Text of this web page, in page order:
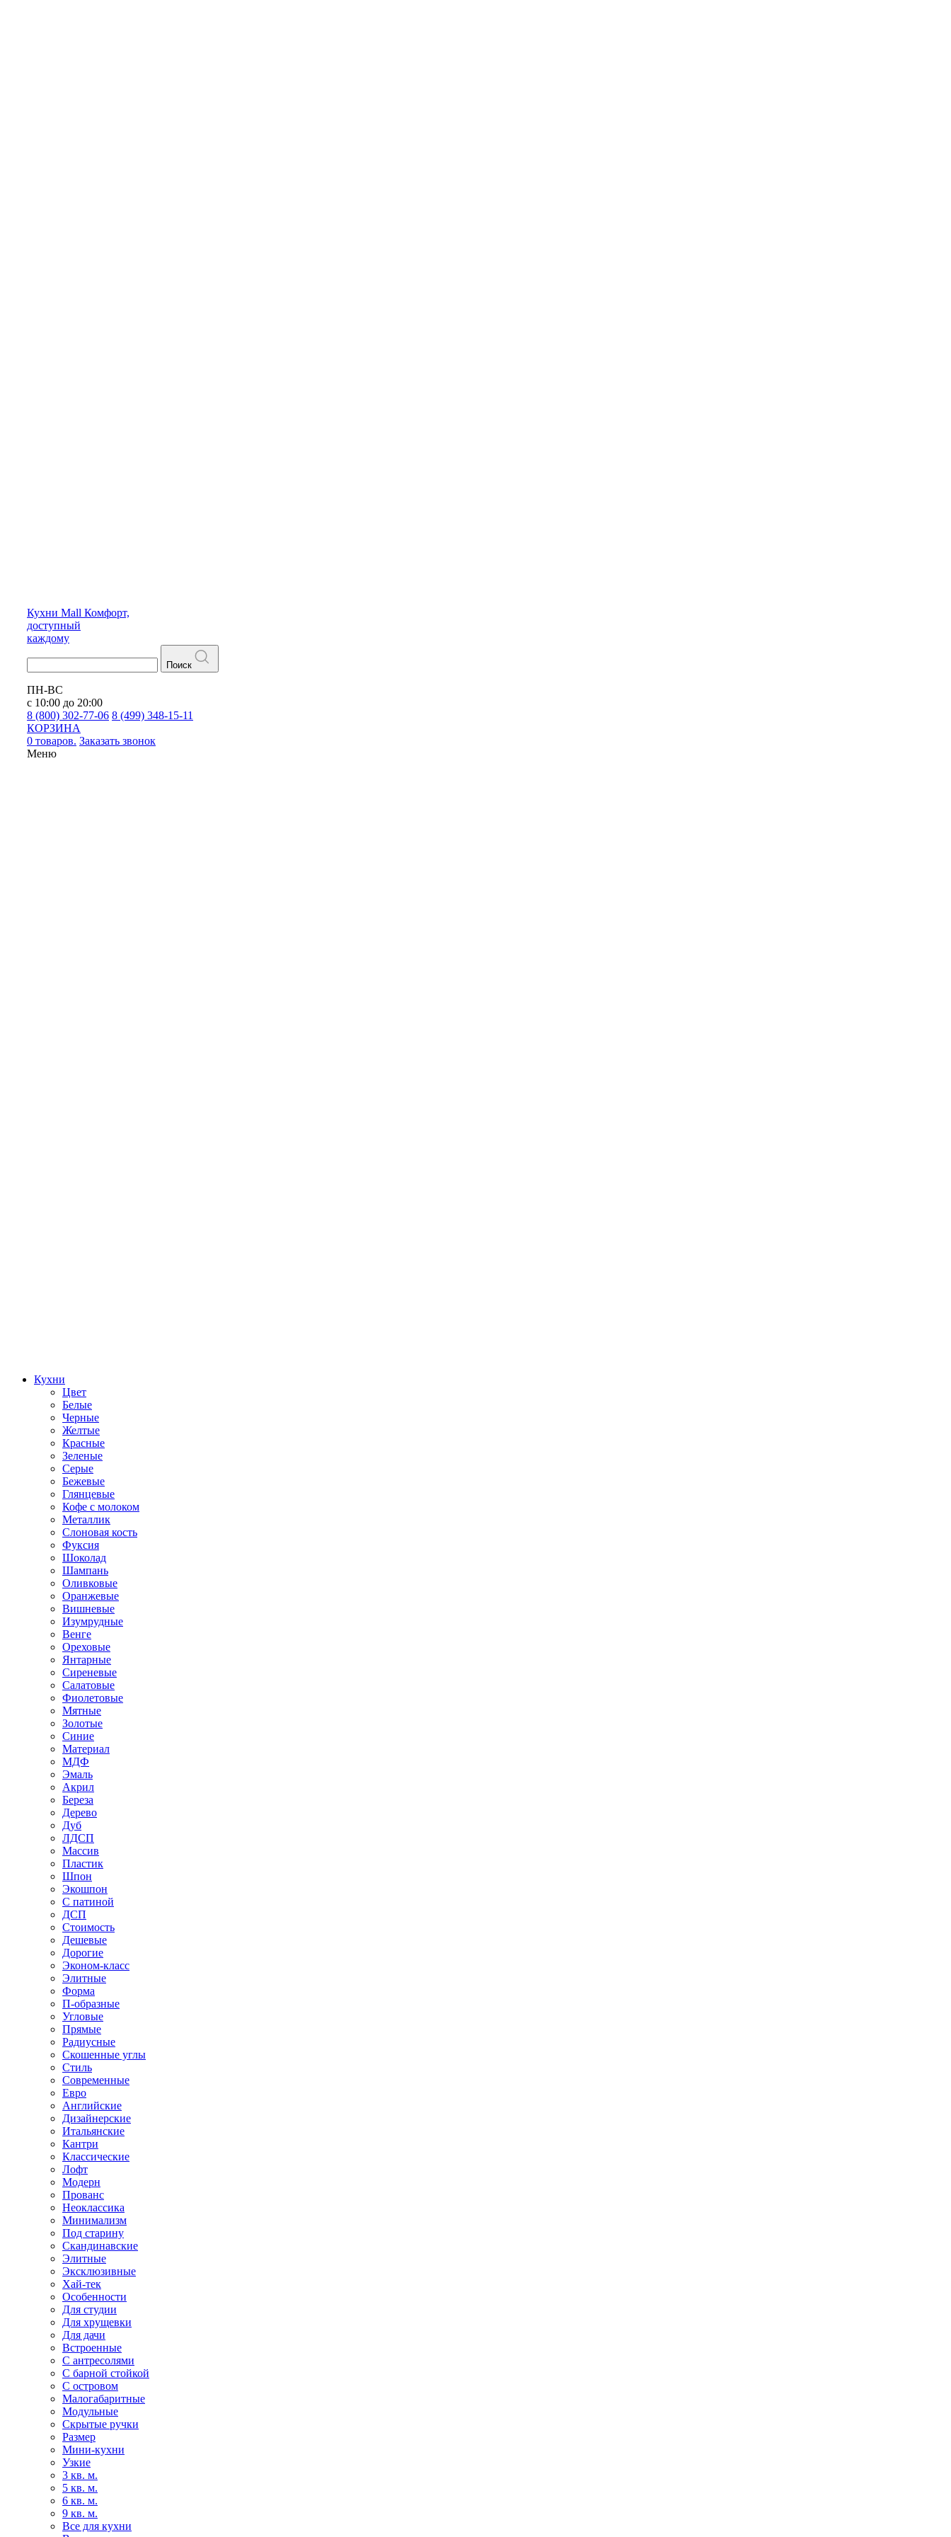
Кухни Mall Комфорт,
доступный
каждому
Поиск
ПН-ВС
с 10:00 до 20:00
8 (800) 302-77-06 8 (499) 348-15-11
КОРЗИНА
0 товаров. Заказать звонок
Меню
Кухни
Цвет
Белые
Черные
Желтые
Красные
Зеленые
Серые
Бежевые
Глянцевые
Кофе с молоком
Металлик
Слоновая кость
Фуксия
Шоколад
Шампань
Оливковые
Оранжевые
Вишневые
Изумрудные
Венге
Ореховые
Янтарные
Сиреневые
Салатовые
Фиолетовые
Мятные
Золотые
Синие
Материал
МДФ
Эмаль
Акрил
Береза
Дерево
Дуб
ЛДСП
Массив
Пластик
Шпон
Экошпон
С патиной
ДСП
Стоимость
Дешевые
Дорогие
Эконом-класс
Элитные
Форма
П-образные
Угловые
Прямые
Радиусные
Скошенные углы
Стиль
Современные
Евро
Английские
Дизайнерские
Итальянские
Кантри
Классические
Лофт
Модерн
Прованс
Неоклассика
Минимализм
Под старину
Скандинавские
Элитные
Эксклюзивные
Хай-тек
Особенности
Для студии
Для хрущевки
Для дачи
Встроенные
С антресолями
С барной стойкой
С островом
Малогабаритные
Модульные
Скрытые ручки
Размер
Мини-кухни
Узкие
3 кв. м.
5 кв. м.
6 кв. м.
9 кв. м.
Все для кухни